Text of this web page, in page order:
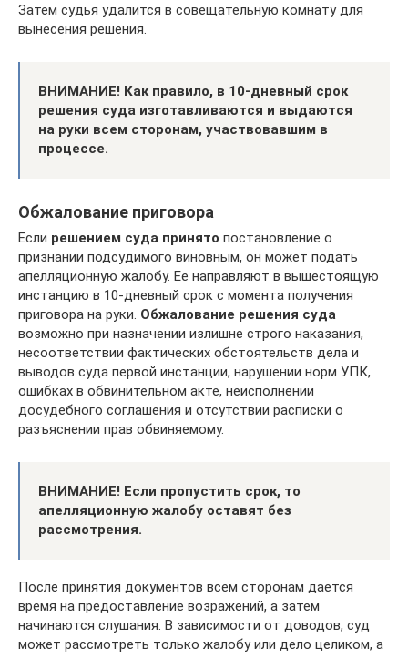
Затем судья удалится в совещательную комнату для
вынесения решения.
ВНИМАНИЕ! Как правило, в 10-дневный срок
решения суда изготавливаются и выдаются
на руки всем сторонам, участвовавшим в
процессе.
Обжалование приговора
Если решением суда принято постановление о
признании подсудимого виновным, он может подать
апелляционную жалобу. Ее направляют в вышестоящую
инстанцию в 10-дневный срок с момента получения
приговора на руки. Обжалование решения суда
возможно при назначении излишне строго наказания,
несоответствии фактических обстоятельств дела и
выводов суда первой инстанции, нарушении норм УПК,
ошибках в обвинительном акте, неисполнении
досудебного соглашения и отсутствии расписки о
разъяснении прав обвиняемому.
ВНИМАНИЕ! Если пропустить срок, то
апелляционную жалобу оставят без
рассмотрения.
После принятия документов всем сторонам дается
время на предоставление возражений, а затем
начинаются слушания. В зависимости от доводов, суд
может рассмотреть только жалобу или дело целиком, а